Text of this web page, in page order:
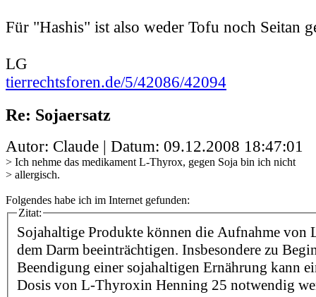
Für "Hashis" ist also weder Tofu noch Seitan
LG
tierrechtsforen.de/5/42086/42094
Re: Sojaersatz
Autor: Claude | Datum: 09.12.2008 18:47:01
> Ich nehme das medikament L-Thyrox, gegen Soja bin ich nicht
> allergisch.
Folgendes habe ich im Internet gefunden:
Zitat:
Sojahaltige Produkte können die Aufnahme von
dem Darm beeinträchtigen. Insbesondere zu
Beendigung einer sojahaltigen Ernährung kann
Dosis von L-Thyroxin Henning 25 notwendig